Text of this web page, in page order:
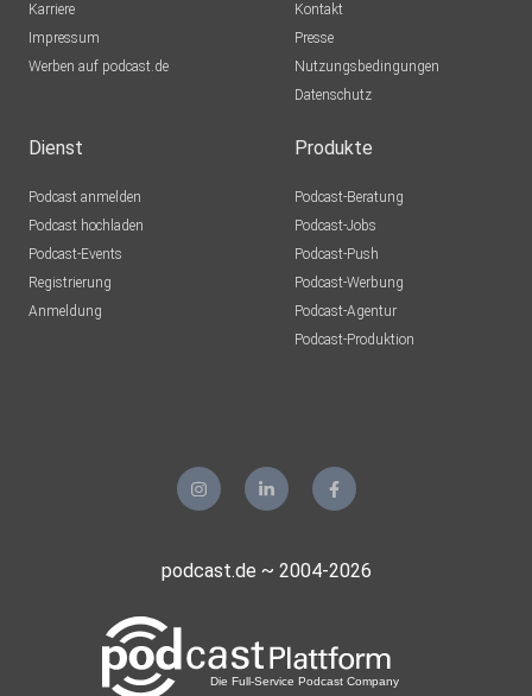
Karriere
Impressum
Werben auf podcast.de
Kontakt
Presse
Nutzungsbedingungen
Datenschutz
Dienst
Podcast anmelden
Podcast hochladen
Podcast-Events
Registrierung
Anmeldung
Produkte
Podcast-Beratung
Podcast-Jobs
Podcast-Push
Podcast-Werbung
Podcast-Agentur
Podcast-Produktion
podcast.de ~ 2004-2026